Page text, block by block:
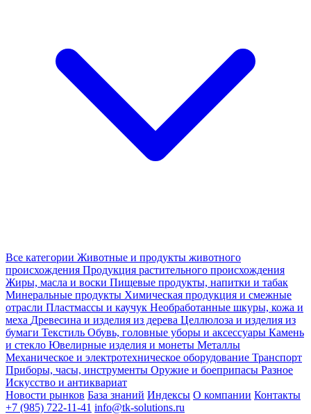
Все категории Животные и продукты животного
происхождения Продукция растительного происхождения
Жиры, масла и воски Пищевые продукты, напитки и табак
Минеральные продукты Химическая продукция и смежные
отрасли Пластмассы и каучук Необработанные шкуры, кожа и
меха Древесина и изделия из дерева Целлюлоза и изделия из
бумаги Текстиль Обувь, головные уборы и аксессуары Камень
и стекло Ювелирные изделия и монеты Металлы
Механическое и электротехническое оборудование Транспорт
Приборы, часы, инструменты Оружие и боеприпасы Разное
Искусство и антиквариат
Новости рынков База знаний Индексы О компании Контакты
+7 (985) 722-11-41 info@tk-solutions.ru